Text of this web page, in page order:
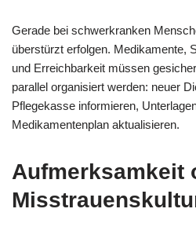
Gerade bei schwerkranken
überstürzt erfolgen. Medikamente,
und Erreichbarkeit müssen
parallel organisiert werden: neuer
Pflegekasse informieren,
Medikamentenplan aktualisieren.
Aufmerksamkeit